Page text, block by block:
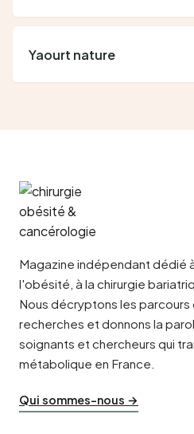
Yaourt nature
Magazine indépendant dédié
l'obésité, à la chirurgie
Nous décryptons les parcours
recherches et donnons la
soignants et chercheurs qui
métabolique en France.
Qui sommes-nous →